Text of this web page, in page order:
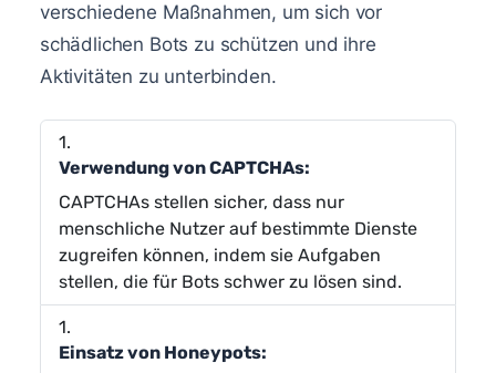
verschiedene Maßnahmen, um sich vor
schädlichen Bots zu schützen und ihre
Aktivitäten zu unterbinden.
Verwendung von CAPTCHAs:
CAPTCHAs stellen sicher, dass nur
menschliche Nutzer auf bestimmte Dienste
zugreifen können, indem sie Aufgaben
stellen, die für Bots schwer zu lösen sind.
Einsatz von Honeypots: